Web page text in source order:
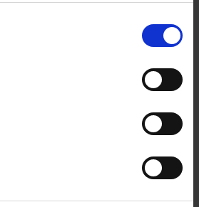
resultaten opleveren die
ondernemer ten goede
coaches
jou kan helpen om met
je leiderschapsreis
succes is onze missie!